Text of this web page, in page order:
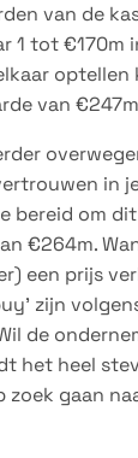
van de
1 tot €170m
optellen
van
in
bereid om
€264m.
een prijs
zijn
de
het heel
gaan